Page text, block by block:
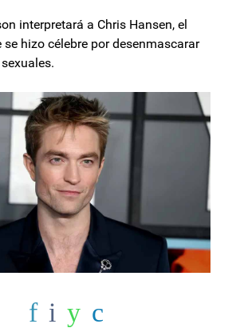
interpretará a Chris Hansen, el
se hizo célebre por desenmascarar